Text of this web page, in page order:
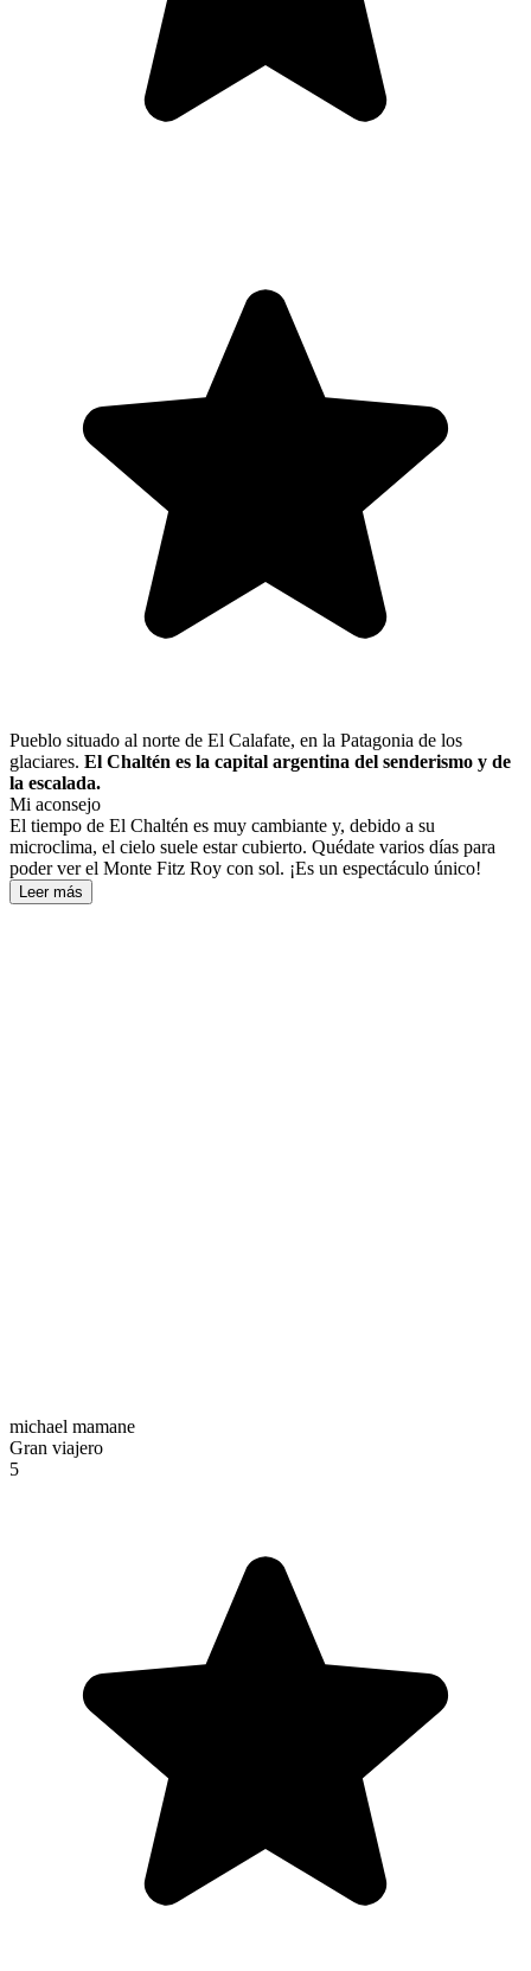
Pueblo situado al norte de El Calafate, en la Patagonia de los
glaciares. El Chaltén es la capital argentina del senderismo y de
la escalada.
Mi aconsejo
El tiempo de El Chaltén es muy cambiante y, debido a su
microclima, el cielo suele estar cubierto. Quédate varios días para
poder ver el Monte Fitz Roy con sol. ¡Es un espectáculo único!
Leer más
michael mamane
Gran viajero
5